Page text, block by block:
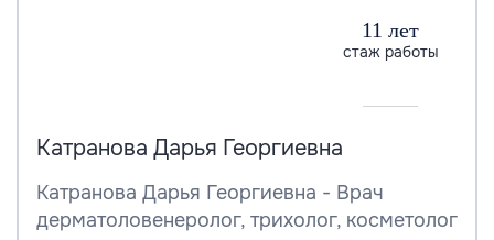
11 лет
стаж работы
Катранова Дарья Георгиевна
Катранова Дарья Георгиевна - Врач
дерматоловенеролог, трихолог, косметолог